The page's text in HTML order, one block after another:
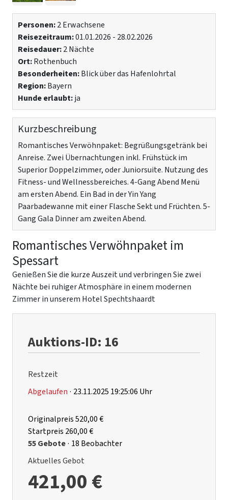
Personen:2 Erwachsene
Reisezeitraum:01.01.2026 - 28.02.2026
Reisedauer:2 Nächte
Ort:Rothenbuch
Besonderheiten:Blick über das Hafenlohrtal
Region:Bayern
Hunde erlaubt:ja
Kurzbeschreibung
Romantisches Verwöhnpaket: Begrüßungsgetränk bei
Anreise. Zwei Übernachtungen inkl. Frühstück im
Superior Doppelzimmer, oder Juniorsuite. Nutzung des
Fitness- und Wellnessbereiches. 4-Gang Abend Menü
am ersten Abend. Ein Bad in der Yin Yang
Paarbadewanne mit einer Flasche Sekt und Früchten. 5-
Gang Gala Dinner am zweiten Abend.
Romantisches Verwöhnpaket im
Spessart
Genießen Sie die kurze Auszeit und verbringen Sie zwei
Nächte bei ruhiger Atmosphäre in einem modernen
Zimmer in unserem Hotel Spechtshaardt
Auktions-ID: 16
Restzeit
Abgelaufen · 23.11.2025 19:25:06 Uhr
Originalpreis520,00 €
Startpreis 260,00 €
55 Gebote· 18 Beobachter
Aktuelles Gebot
421,00 €